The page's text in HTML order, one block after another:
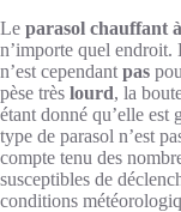
Le parasol chauffant
n’importe quel endroit.
n’est cependant pas
pèse très lourd, la
étant donné qu’elle
type de parasol n’est
compte tenu des
susceptibles de
conditions